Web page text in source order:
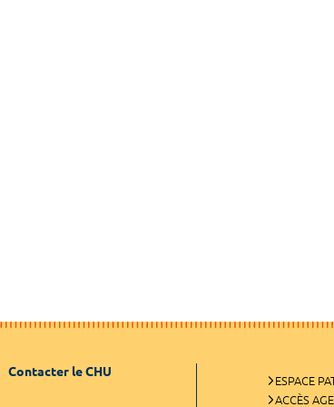
Contacter le CHU
ESPACE
ACCÈS